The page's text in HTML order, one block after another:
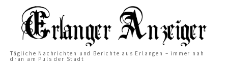
Tägliche Nachrichten und Berichte aus Erlangen – immer nah
dran am Puls der Stadt